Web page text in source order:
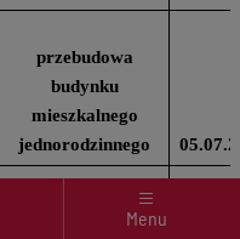
Menu
przebudowa
budynku
mieszkalnego
jednorodzinnego